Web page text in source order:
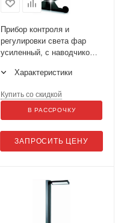
Прибор контроля и
регулировки света фар
усиленный, с наводчиком
Характеристики
ЗАПРОСИТЬ ЦЕНУ
Купить со скидкой
В РАССРОЧКУ